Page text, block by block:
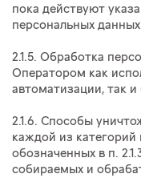
пока действуют
персональных
2.1.5. Обработка
Оператором как
автоматизации, так и
2.1.6. Способы
каждой из категорий
обозначенных в п.
собираемых и